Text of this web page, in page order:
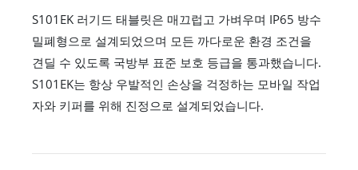
S101EK 러기드 태블릿은 매끄럽고 가벼우며 IP65 방수
밀폐형으로 설계되었으며 모든 까다로운 환경 조건을
견딜 수 있도록 국방부 표준 보호 등급을 통과했습니다.
S101EK는 항상 우발적인 손상을 걱정하는 모바일 작업
자와 키퍼를 위해 진정으로 설계되었습니다.